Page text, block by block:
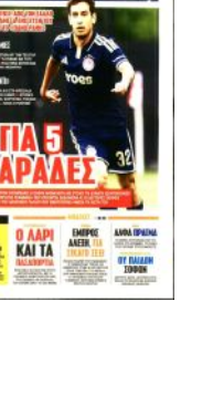
#031#